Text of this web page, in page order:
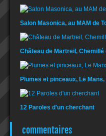
Salon Masonica, au MAM de
Château de Martreil,
Plumes et pinceaux, Le
12 Paroles d'un cherchant
commentaires